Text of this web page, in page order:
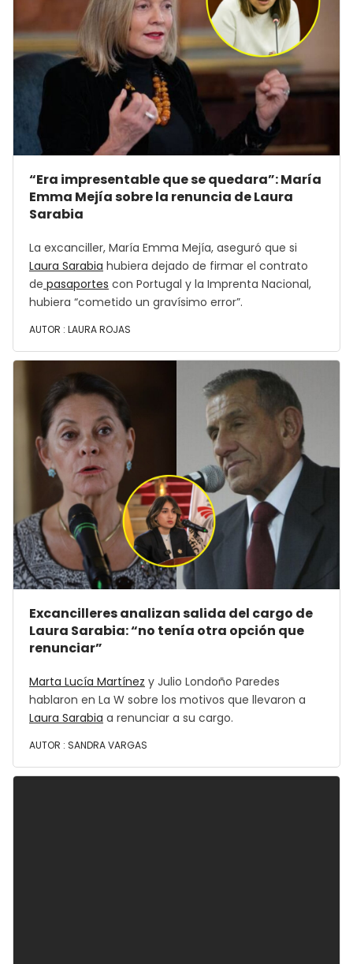
“Era impresentable que se quedara”: María
Emma Mejía sobre la renuncia de Laura
Sarabia
La excanciller, María Emma Mejía, aseguró que si
Laura Sarabia hubiera dejado de firmar el contrato
de pasaportes con Portugal y la Imprenta Nacional,
hubiera “cometido un gravísimo error”.
AUTOR : LAURA ROJAS
Excancilleres analizan salida del cargo de
Laura Sarabia: “no tenía otra opción que
renunciar”
Marta Lucía Martínez y Julio Londoño Paredes
hablaron en La W sobre los motivos que llevaron a
Laura Sarabia a renunciar a su cargo.
AUTOR : SANDRA VARGAS